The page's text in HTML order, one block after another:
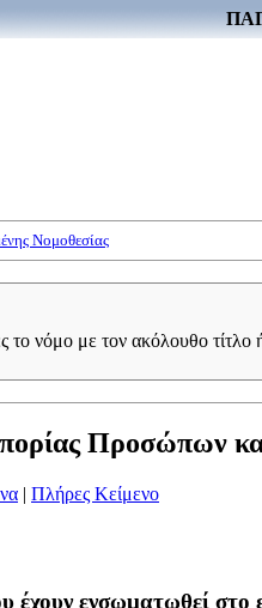
Νομοθεσίας
το νόμο με τον ακόλουθο τίτλο
Προσώπων
| Πλήρες Κείμενο
έχουν ενσωματωθεί στο